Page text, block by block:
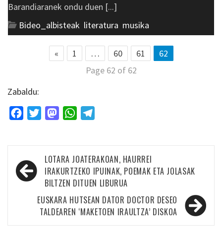
Barandiaranek ondu duen [...]
Bideo_albisteak literatura musika
« 1 … 60 61
62
Page 62 of 62
Zabaldu:
FacebookTwitterMastodonWhatsApp
Bidalketetan
zehar
nabigatu
LOTARA JOATERAKOAN, HAURREI
IRAKURTZEKO IPUINAK, POEMAK ETA JOLASAK
BILTZEN DITUEN LIBURUA
EUSKARA HUTSEAN DATOR DOCTOR DESEO
TALDEAREN ‘MAKETOEN IRAULTZA’ DISKOA